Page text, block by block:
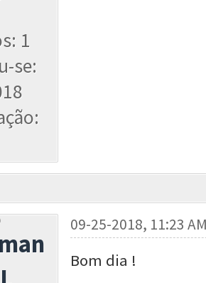
1
se:
09-25-2018, 11:23
Bom dia !